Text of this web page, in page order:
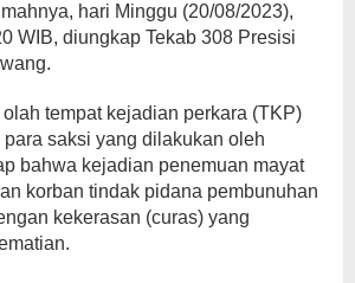
hari Minggu (20/08/2023),
WIB, diungkap Tekab 308 Presisi
tempat kejadian perkara (TKP)
saksi yang dilakukan oleh
bahwa kejadian penemuan mayat
korban tindak pidana pembunuhan
kekerasan (curas) yang